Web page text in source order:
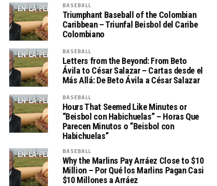
BASEBALL
Triumphant Baseball of the Colombian
Caribbean – Triunfal Beisbol del Caribe
Colombiano
BASEBALL
Letters from the Beyond: From Beto
Ávila to César Salazar – Cartas desde el
Más Allá: De Beto Ávila a César Salazar
BASEBALL
Hours That Seemed Like Minutes or
“Beisbol con Habichuelas” – Horas Que
Parecen Minutos o “Beisbol con
Habichuelas”
BASEBALL
Why the Marlins Pay Arráez Close to $10
Million – Por Qué los Marlins Pagan Casi
$10 Millones a Arráez